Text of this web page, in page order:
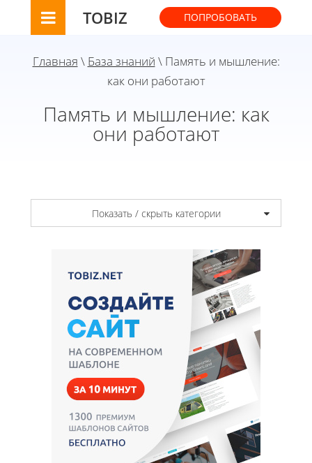
TOBIZ ПОПРОБОВАТЬ
Главная \ База знаний \ Память и мышление:
как они работают
Память и мышление: как
они работают
Показать / скрыть категории